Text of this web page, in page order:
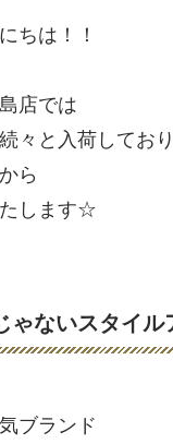
ちは！！
店では
々と入荷してお
ら
します☆
ゃないスタイル
ブランド